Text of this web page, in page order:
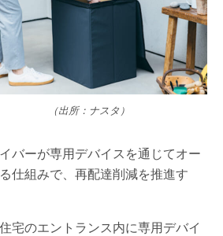
（出所：ナスタ）
バーが専用デバイスを通じてオー
仕組みで、再配達削減を推進す
宅のエントランス内に専用デバイ